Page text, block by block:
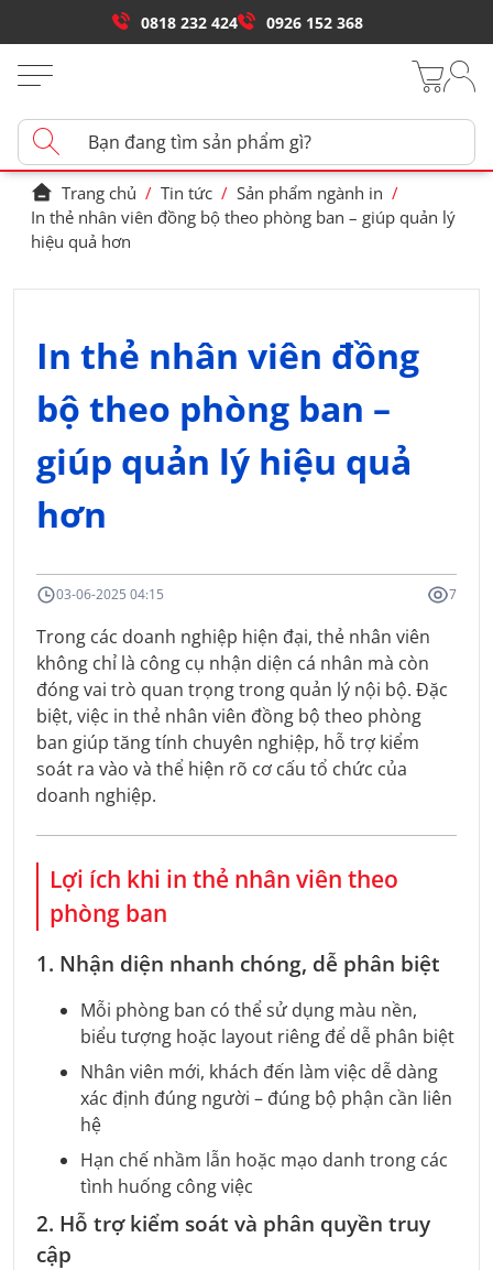
0818 232 424 0926 152 368
Trang chủ / Tin tức / Sản phẩm ngành in /
In thẻ nhân viên đồng bộ theo phòng ban – giúp quản lý
hiệu quả hơn
In thẻ nhân viên đồng
bộ theo phòng ban –
giúp quản lý hiệu quả
hơn
03-06-2025 04:15 7
Trong các doanh nghiệp hiện đại, thẻ nhân viên
không chỉ là công cụ nhận diện cá nhân mà còn
đóng vai trò quan trọng trong quản lý nội bộ. Đặc
biệt, việc in thẻ nhân viên đồng bộ theo phòng
ban giúp tăng tính chuyên nghiệp, hỗ trợ kiểm
soát ra vào và thể hiện rõ cơ cấu tổ chức của
doanh nghiệp.
Lợi ích khi in thẻ nhân viên theo
phòng ban
1. Nhận diện nhanh chóng, dễ phân biệt
Mỗi phòng ban có thể sử dụng màu nền,
biểu tượng hoặc layout riêng để dễ phân biệt
Nhân viên mới, khách đến làm việc dễ dàng
xác định đúng người – đúng bộ phận cần liên
hệ
Hạn chế nhầm lẫn hoặc mạo danh trong các
tình huống công việc
2. Hỗ trợ kiểm soát và phân quyền truy
cập